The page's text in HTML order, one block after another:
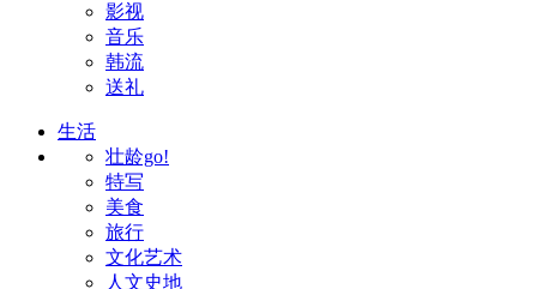
影视
音乐
韩流
送礼
生活
壮龄go!
特写
美食
旅行
文化艺术
人文史地